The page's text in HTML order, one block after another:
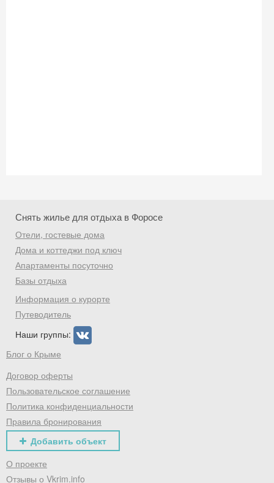
Снять жилье для отдыха в Форосе
Отели, гостевые дома
Дома и коттеджи под ключ
Апартаменты посуточно
Базы отдыха
Информация о курорте
Путеводитель
Наши группы:
Блог о Крыме
Договор оферты
Пользовательское соглашение
Политика конфиденциальности
Правила бронирования
Добавить объект
О проекте
Отзывы о Vkrim.info
Скидка −5%
Хочешь дешевле? Оставь почту и получи
промокод на первое бронирование!